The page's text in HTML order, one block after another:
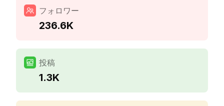
フォロワー
236.6K
投稿
1.3K